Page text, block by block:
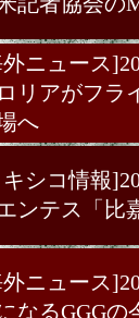
[海外ニュー
ESPNの最
ド
[海外ニュ
[海外ニュー